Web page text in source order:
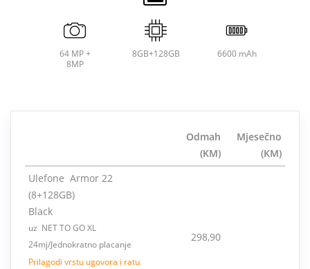
64 MP +
8MP
8GB+128GB 6600 mAh
Odmah
(KM)
Mjesečno
(KM)
Ulefone Armor 22
(8+128GB)
Black
uz NET TO GO XL
24mj/Jednokratno placanje
Prilagodi vrstu ugovora i ratu
298,90